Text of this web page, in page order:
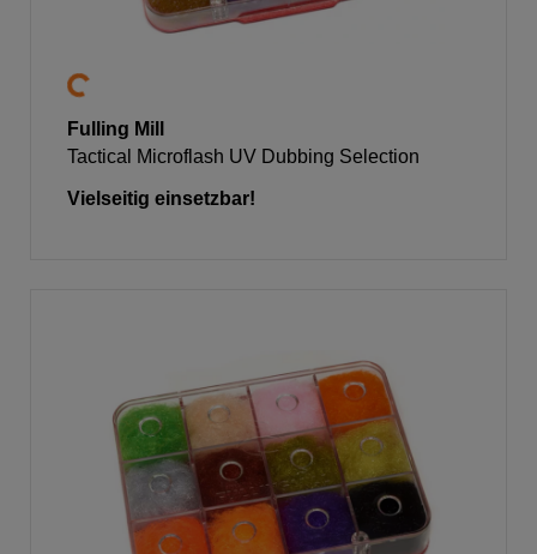
Fulling Mill
Tactical Microflash UV Dubbing Selection
Vielseitig einsetzbar!